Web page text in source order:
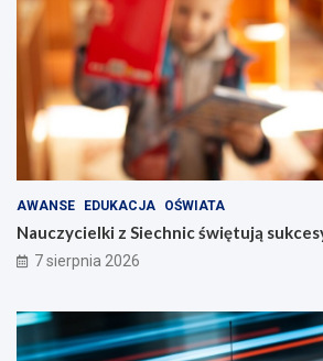
AWANSE EDUKACJA OŚWIATA
Nauczycielki z Siechnic świętują
7 sierpnia 2026